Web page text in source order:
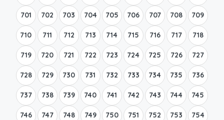
701 702 703 704 705 706 707 708 709
710 711 712 713 714 715 716 717 718
719 720 721 722 723 724 725 726 727
728 729 730 731 732 733 734 735 736
737 738 739 740 741 742 743 744 745
746 747 748 749 750 751 752 753 754